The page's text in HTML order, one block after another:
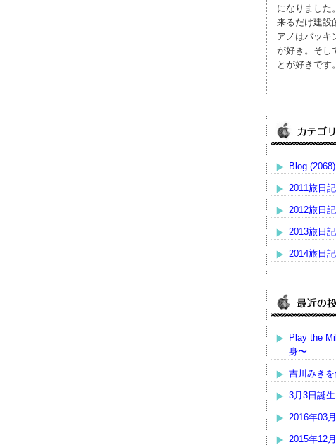
になりました
来るだけ建設
アノはバッキ
が好き。そし
とが好きです。
Blog (2068)
2011旅日
2012旅日
2013旅日
2014旅日
Play the
身〜
吉川みき
3月3日誕
2016年03
2015年12